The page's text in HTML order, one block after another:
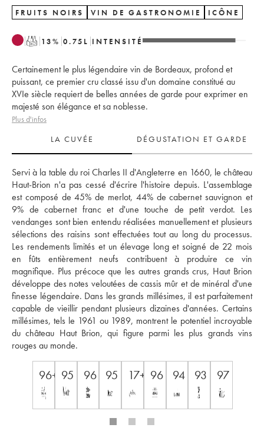
FRUITS NOIRS VIN DE GASTRONOMIE ICÔNE
T 13% 0.75 L INTENSITÉ
Certainement le plus légendaire vin de Bordeaux, profond et
puissant, ce premier cru classé issu d'un domaine constitué au
XVIe siècle requiert de belles années de garde pour exprimer en
majesté son élégance et sa noblesse.
Plus d'infos
LA CUVÉE
DÉGUSTATION ET GARDE
Servi à la table du roi Charles II d'Angleterre en 1660, le château
Haut-Brion n'a pas cessé d'écrire l'histoire depuis. L'assemblage
est composé de 45% de merlot, 44% de cabernet sauvignon et
9% de cabernet franc et d'une touche de petit verdot. Les
vendanges sont bien entendu réalisées manuellement et plusieurs
sélections des raisins sont effectuées tout au long du processus.
Les rendements limités et un élevage long et soigné de 22 mois
en fûts entièrement neufs contribuent à produire ce vin
magnifique. Plus précoce que les autres grands crus, Haut Brion
développe des notes veloutées de cassis mûr et de minéral d'une
finesse légendaire. Dans les grands millésimes, il est parfaitement
capable de vieillir pendant plusieurs dizaines d'années. Certains
millésimes, tels le 1961 ou 1989, montrent le potentiel incroyable
du château Haut Brion, qui figure parmi les plus grands vins
rouges au monde.
96+ 95 96 95 17+ 96 94 93 97